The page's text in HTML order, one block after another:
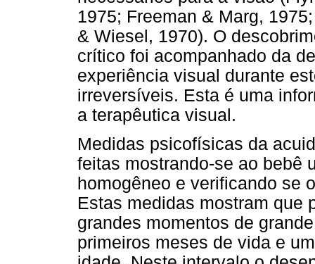
1975; Freeman & Marg,
& Wiesel, 1970). O
crítico foi acompanhado da
experiência visual durante
irreversíveis. Esta é uma
a terapêutica visual.
Medidas psicofísicas da
feitas mostrando-se ao bebê
homogêneo e verificando se
Estas medidas mostram que
grandes momentos de
primeiros meses de vida e